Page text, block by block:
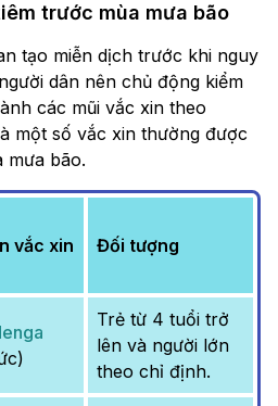
trước mùa mưa bão
tạo miễn dịch trước khi nguy
dân nên chủ động kiểm
các mũi vắc xin theo
một số vắc xin thường được
mưa bão.
vắc xin Đối tượng
Trẻ từ 4 tuổi trở
lên và người lớn
theo chỉ định.